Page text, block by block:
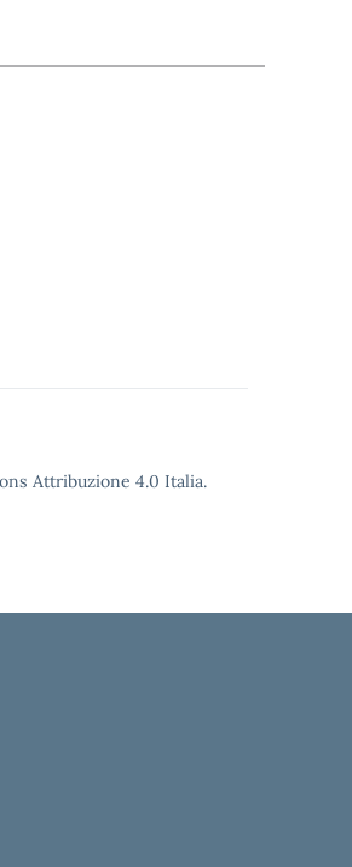
Attribuzione 4.0 Italia.